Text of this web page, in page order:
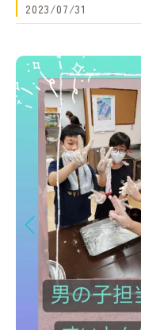
2023/07/31